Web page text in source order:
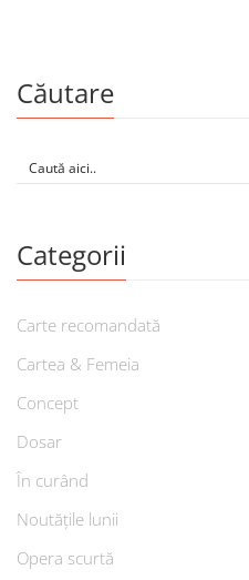
Căutare
Categorii
Carte recomandată
Cartea & Femeia
Concept
Dosar
În curând
Noutățile lunii
Opera scurtă